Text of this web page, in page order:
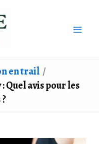
en trail
Quel avis pour les